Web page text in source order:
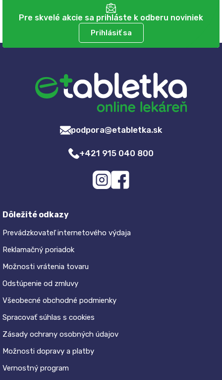
Pre skvelé akcie sa prihláste k odberu noviniek
Prihlásiť sa
podpora@etabletka.sk
+421 915 040 800
Dôležité odkazy
Prevádzkovateľ internetového výdaja
Reklamačný poriadok
Možnosti vrátenia tovaru
Odstúpenie od zmluvy
Všeobecné obchodné podmienky
Spracovať súhlas s cookies
Zásady ochrany osobných údajov
Možnosti dopravy a platby
Vernostný program